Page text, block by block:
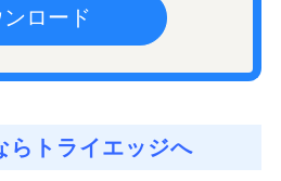
らトライエッジへ